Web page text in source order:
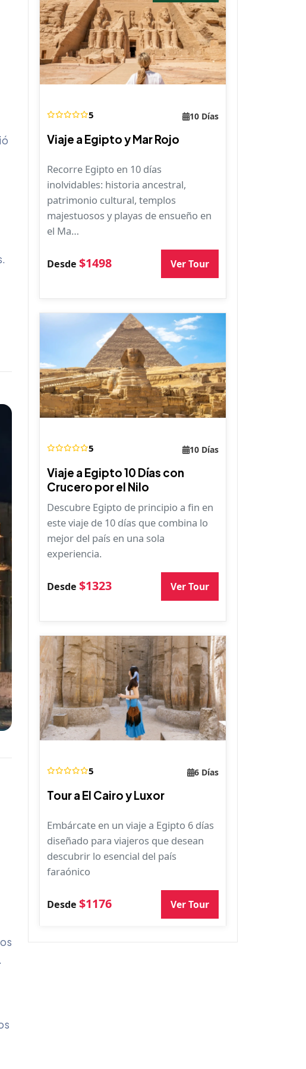
5 10 Días
Viaje a Egipto y Mar Rojo
Recorre Egipto en 10 días
inolvidables: historia ancestral,
patrimonio cultural, templos
majestuosos y playas de ensueño en
el Ma…
Desde $1498 Ver Tour
5 10 Días
Viaje a Egipto 10 Días con
Crucero por el Nilo
Descubre Egipto de principio a fin en
este viaje de 10 días que combina lo
mejor del país en una sola
experiencia.
Desde $1323 Ver Tour
5 6 Días
Tour a El Cairo y Luxor
Embárcate en un viaje a Egipto 6 días
diseñado para viajeros que desean
descubrir lo esencial del país
faraónico
Desde $1176 Ver Tour